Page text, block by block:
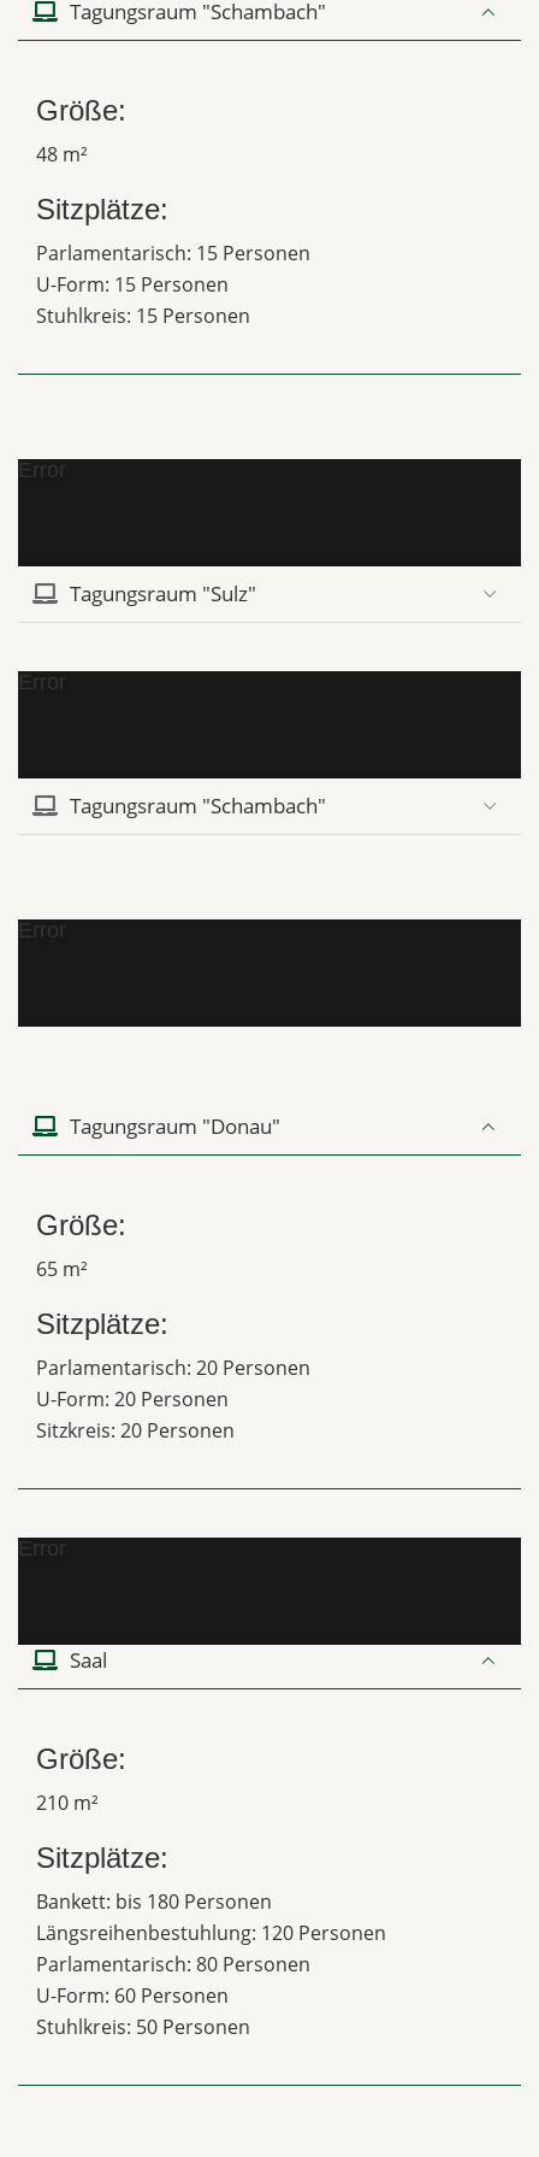
Tagungsraum "Schambach"
Größe:
48 m²
Sitzplätze:
Parlamentarisch: 15 Personen
U-Form: 15 Personen
Stuhlkreis: 15 Personen
Error
Tagungsraum "Sulz"
Error
Tagungsraum "Schambach"
Error
Tagungsraum "Donau"
Größe:
65 m²
Sitzplätze:
Parlamentarisch: 20 Personen
U-Form: 20 Personen
Sitzkreis: 20 Personen
Error
Saal
Größe:
210 m²
Sitzplätze:
Bankett: bis 180 Personen
Längsreihenbestuhlung: 120 Personen
Parlamentarisch: 80 Personen
U-Form: 60 Personen
Stuhlkreis: 50 Personen